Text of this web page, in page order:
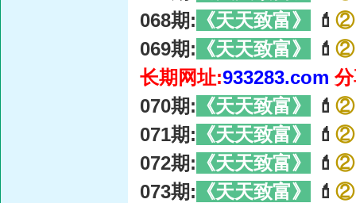
068期: 《天天致富》 💄 ②
069期: 《天天致富》 💄 ②
长期网址:933283.com
070期: 《天天致富》 💄 ②
071期: 《天天致富》 💄 ②
072期: 《天天致富》 💄 ②
073期: 《天天致富》 💄 ②